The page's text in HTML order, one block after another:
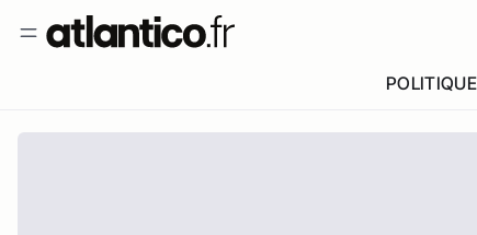
POLITIQUE